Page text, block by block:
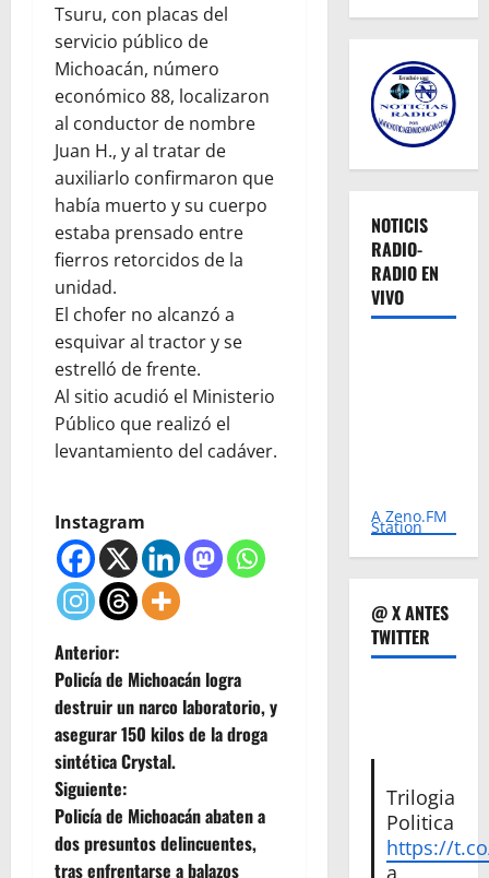
Tsuru, con placas del
servicio público de
Michoacán, número
económico 88, localizaron
al conductor de nombre
Juan H., y al tratar de
auxiliarlo confirmaron que
había muerto y su cuerpo
estaba prensado entre
fierros retorcidos de la
unidad.
El chofer no alcanzó a
esquivar al tractor y se
estrelló de frente.
Al sitio acudió el Ministerio
Público que realizó el
levantamiento del cadáver.
Instagram
N
a
v
e
g
Anterior:
Policía de Michoacán logra
destruir un narco laboratorio, y
asegurar 150 kilos de la droga
sintética Crystal.
Siguiente:
Policía de Michoacán abaten a
dos presuntos delincuentes,
tras enfrentarse a balazos
NOTICIS
RADIO-
RADIO EN
VIVO
A Zeno.FM
Station
@ X ANTES
TWITTER
Trilogia
Politica
https://